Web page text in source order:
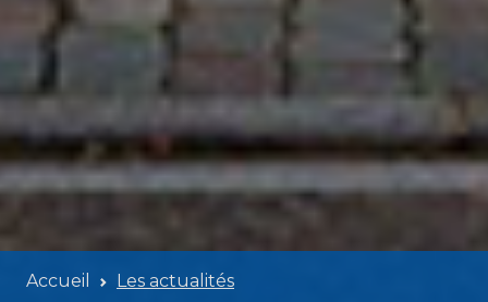
Accueil Les actualités